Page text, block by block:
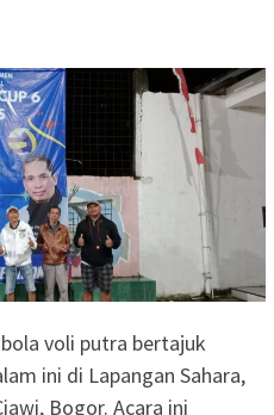
voli putra bertajuk
ini di Lapangan Sahara,
Bogor. Acara ini